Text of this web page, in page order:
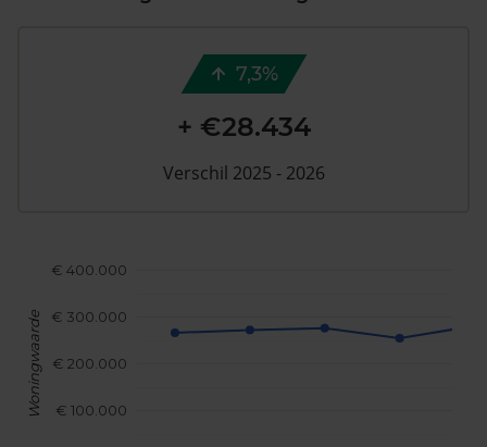
€ 100.000
€ 200.000
€ 300.000
€ 400.000
Woningwaarde
7,3%
+ €28.434
Verschil 2025 - 2026